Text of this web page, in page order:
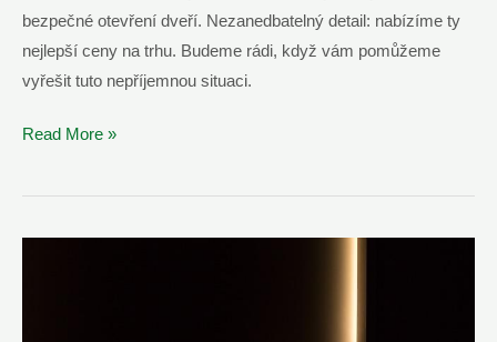
bezpečné otevření dveří. Nezanedbatelný detail: nabízíme ty
nejlepší ceny na trhu. Budeme rádi, když vám pomůžeme
vyřešit tuto nepříjemnou situaci.
Otevření
Dveří
Read More »